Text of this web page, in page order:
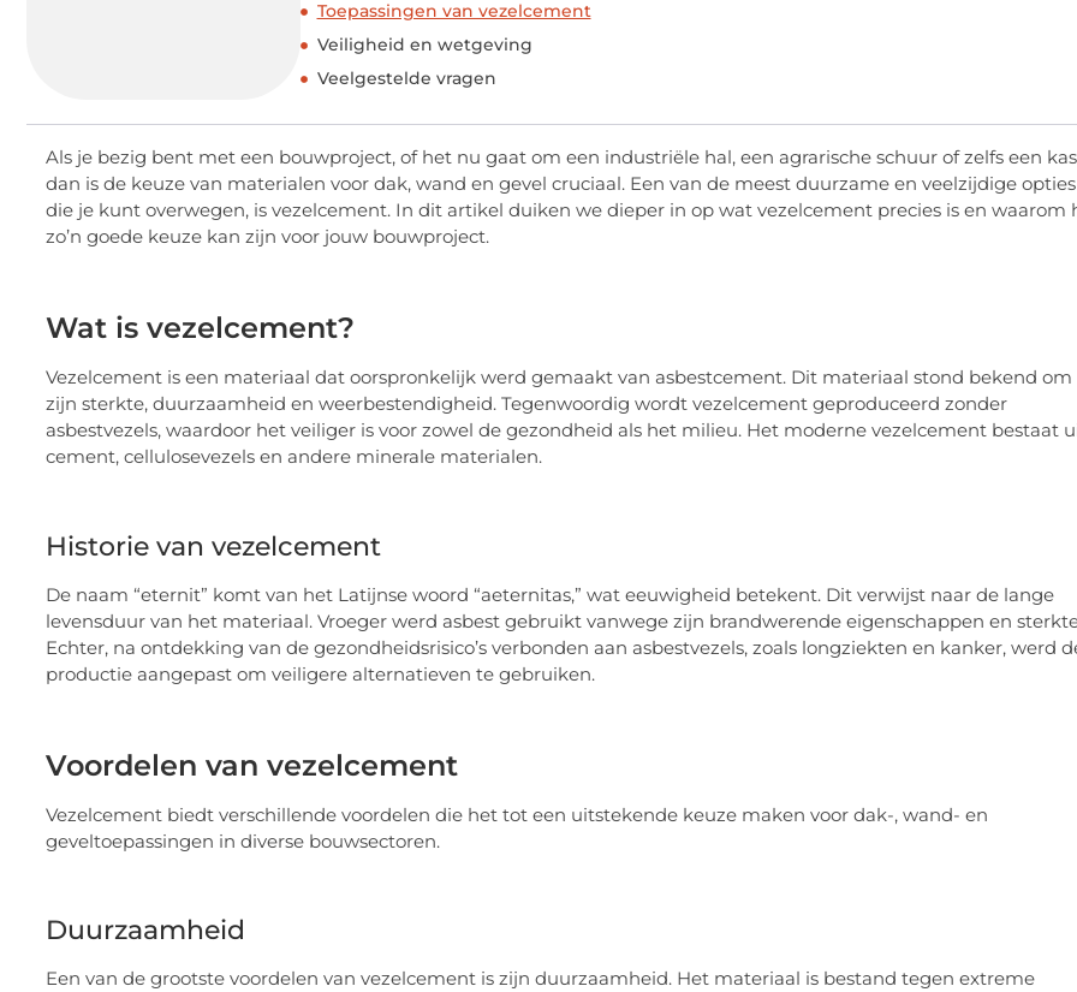
Toepassingen van vezelcement
Veiligheid en wetgeving
Veelgestelde vragen
Als je bezig bent met een bouwproject, of het nu gaat om een industriële hal, een agrarische schuur of zelfs een
dan is de keuze van materialen voor dak, wand en gevel cruciaal. Een van de meest duurzame en veelzijdige opties
die je kunt overwegen, is vezelcement. In dit artikel duiken we dieper in op wat vezelcement precies is en waarom
zo’n goede keuze kan zijn voor jouw bouwproject.
Wat is vezelcement?
Vezelcement is een materiaal dat oorspronkelijk werd gemaakt van asbestcement. Dit materiaal stond bekend om
zijn sterkte, duurzaamheid en weerbestendigheid. Tegenwoordig wordt vezelcement geproduceerd zonder
asbestvezels, waardoor het veiliger is voor zowel de gezondheid als het milieu. Het moderne vezelcement bestaat
cement, cellulosevezels en andere minerale materialen.
Historie van vezelcement
De naam “eternit” komt van het Latijnse woord “aeternitas,” wat eeuwigheid betekent. Dit verwijst naar de lange
levensduur van het materiaal. Vroeger werd asbest gebruikt vanwege zijn brandwerende eigenschappen en
Echter, na ontdekking van de gezondheidsrisico’s verbonden aan asbestvezels, zoals longziekten en kanker, werd
productie aangepast om veiligere alternatieven te gebruiken.
Voordelen van vezelcement
Vezelcement biedt verschillende voordelen die het tot een uitstekende keuze maken voor dak-, wand- en
geveltoepassingen in diverse bouwsectoren.
Duurzaamheid
Een van de grootste voordelen van vezelcement is zijn duurzaamheid. Het materiaal is bestand tegen extreme